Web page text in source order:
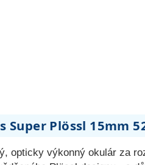
Super Plössl 15mm
opticky výkonný okulár za